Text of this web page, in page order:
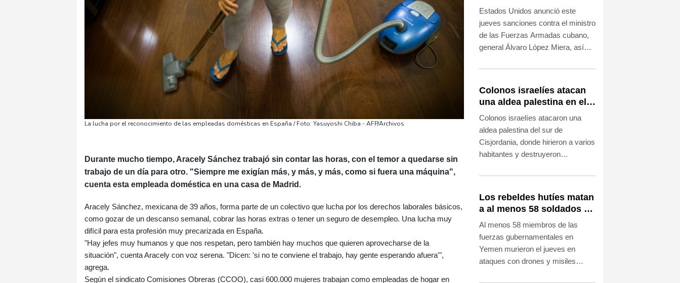
La lucha por el reconocimiento de las empleadas domésticas en España / Foto: Yasuyoshi Chiba - AFP/Archivos
Durante mucho tiempo, Aracely Sánchez trabajó sin contar las horas, con el temor a quedarse sin
trabajo de un día para otro. "Siempre me exigían más, y más, y más, como si fuera una máquina",
cuenta esta empleada doméstica en una casa de Madrid.
Aracely Sánchez, mexicana de 39 años, forma parte de un colectivo que lucha por los derechos laborales básicos,
como gozar de un descanso semanal, cobrar las horas extras o tener un seguro de desempleo. Una lucha muy
difícil para esta profesión muy precarizada en España.
"Hay jefes muy humanos y que nos respetan, pero también hay muchos que quieren aprovecharse de la
situación", cuenta Aracely con voz serena. "Dicen: 'si no te conviene el trabajo, hay gente esperando afuera'",
agrega.
Según el sindicato Comisiones Obreras (CCOO), casi 600.000 mujeres trabajan como empleadas de hogar en
cubano y a la cúpula de la
industria militar
Estados Unidos anunció este
jueves sanciones contra el ministro
de las Fuerzas Armadas cubano,
general Álvaro López Miera, así
empresas del sector industrial
Colonos israelíes atacan
una aldea palestina en el
sur de Cisjordania
Colonos israelíes atacaron una
aldea palestina del sur de
Cisjordania, donde hirieron a varios
habitantes y destruyeron
este tipo registrado en el territorio
vecinos y el ejército israelí.
Los rebeldes hutíes matan
a al menos 58 soldados de
las fuerzas
gubernamentales en
Yemen
Al menos 58 miembros de las
fuerzas gubernamentales en
Yemen murieron el jueves en
ataques con drones y misiles